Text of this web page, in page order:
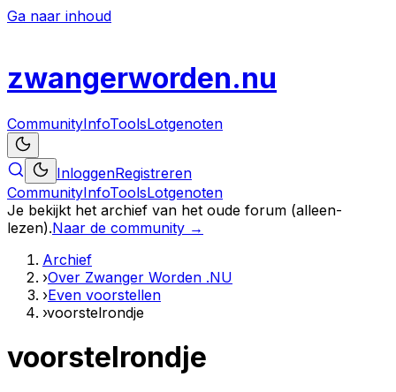
Ga naar inhoud
zwangerworden.nu
CommunityInfoToolsLotgenoten
InloggenRegistreren
CommunityInfoToolsLotgenoten
Je bekijkt het archief van het oude forum (alleen-
lezen).Naar de community →
Archief
›Over Zwanger Worden .NU
›Even voorstellen
›voorstelrondje
voorstelrondje